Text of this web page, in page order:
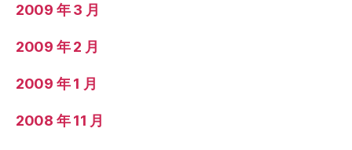
2009 年 3 月
2009 年 2 月
2009 年 1 月
2008 年 11 月